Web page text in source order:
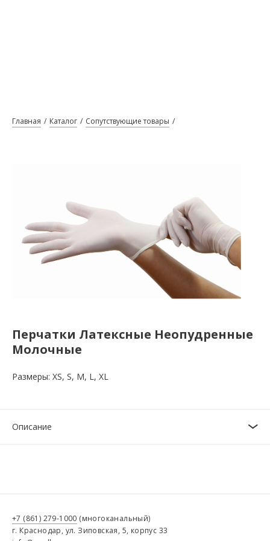
Главная Каталог Сопутствующие товары
Перчатки Латексные Неопудренные
Молочные
Размеры: XS, S, M, L, XL
Описание
+7 (861) 279-1000 (многоканальный)
г. Краснодар, ул. Зиповская, 5, корпус 33